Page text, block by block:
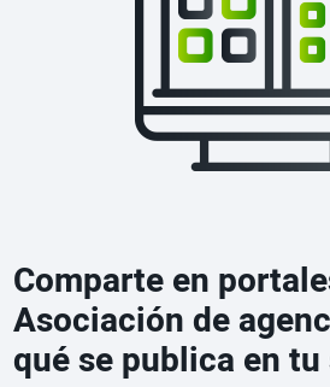
Comparte en
Asociación de
qué se publica en